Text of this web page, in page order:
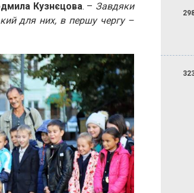
Кузнєцова. – Завдяки
для них, в першу чергу –